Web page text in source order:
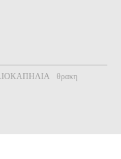
θρακη